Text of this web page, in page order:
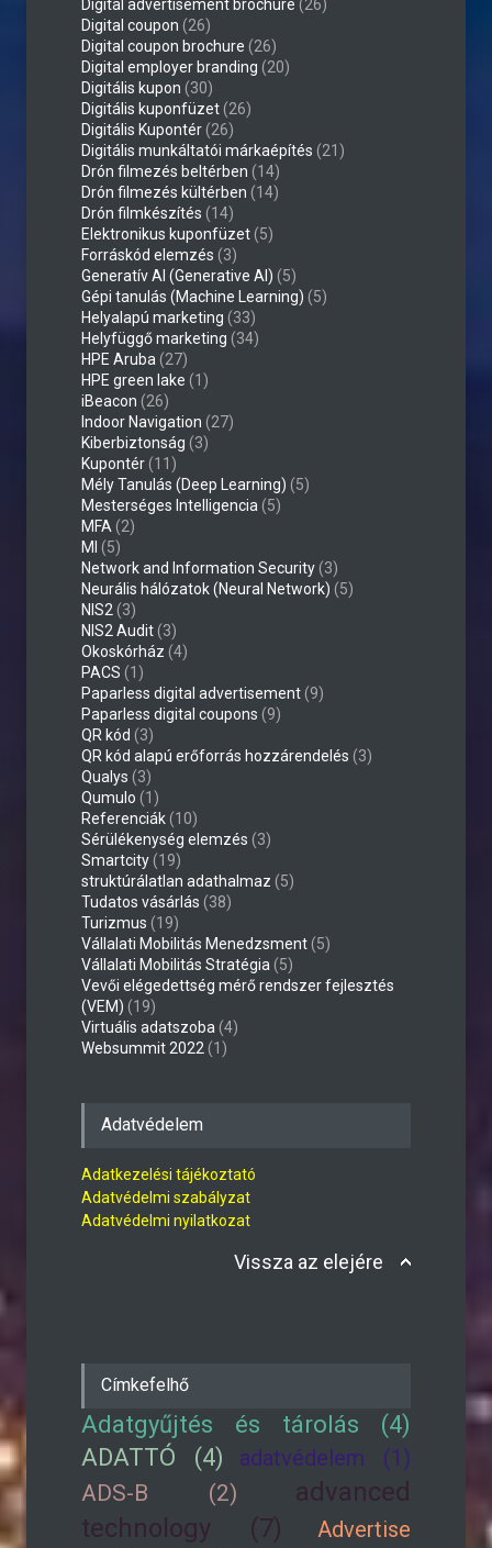
Digital advertisement brochure (26)
Digital coupon (26)
Digital coupon brochure (26)
Digital employer branding (20)
Digitális kupon (30)
Digitális kuponfüzet(26)
Digitális Kupontér(26)
Digitális munkáltatói márkaépítés (21)
Drón filmezés beltérben (14)
Drón filmezés kültérben (14)
Drón filmkészítés (14)
Elektronikus kuponfüzet(5)
Forráskód elemzés (3)
Generatív AI (Generative AI) (5)
Gépi tanulás (Machine Learning) (5)
Helyalapú marketing (33)
Helyfüggő marketing (34)
HPE Aruba (27)
HPE green lake (1)
iBeacon (26)
Indoor Navigation (27)
Kiberbiztonság (3)
Kupontér(11)
Mély Tanulás (Deep Learning) (5)
Mesterséges Intelligencia (5)
MFA (2)
MI (5)
Network and Information Security(3)
Neurális hálózatok (Neural Network) (5)
NIS2 (3)
NIS2 Audit(3)
Okoskórház (4)
PACS (1)
Paparless digital advertisement(9)
Paparless digital coupons (9)
QR kód (3)
QR kód alapú erőforrás hozzárendelés (3)
Qualys (3)
Qumulo (1)
Referenciák(10)
Sérülékenység elemzés (3)
Smartcity(19)
struktúrálatlan adathalmaz (5)
Tudatos vásárlás (38)
Turizmus (19)
Vállalati Mobilitás Menedzsment(5)
Vállalati Mobilitás Stratégia (5)
Vevői elégedettség mérő rendszer fejlesztés
(VEM) (19)
Virtuális adatszoba (4)
Websummit 2022 (1)
Adatvédelem
Adatkezelési tájékoztató
Adatvédelmi szabályzat
Adatvédelmi nyilatkozat
Vissza az elejére
Címkefelhő
Adatgyűjtés és tárolás (4)
ADATTÓ (4)
adatvédelem (1)
ADS-B (2)
advanced
technology (7)
Advertise